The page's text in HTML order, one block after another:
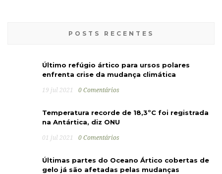
POSTS RECENTES
Último refúgio ártico para ursos polares
enfrenta crise da mudança climática
19 jul 2021 0 Comentários
Temperatura recorde de 18,3ºC foi registrada
na Antártica, diz ONU
01 jul 2021 0 Comentários
Últimas partes do Oceano Ártico cobertas de
gelo já são afetadas pelas mudanças